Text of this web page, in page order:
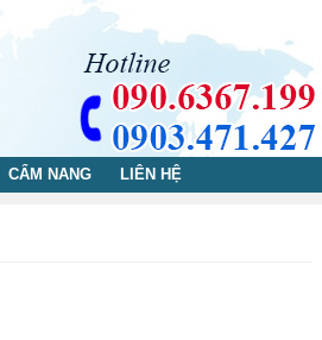
CẨM NANG LIÊN HỆ